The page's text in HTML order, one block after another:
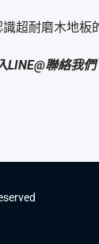
識超耐磨木地板
LINE@聯絡我們